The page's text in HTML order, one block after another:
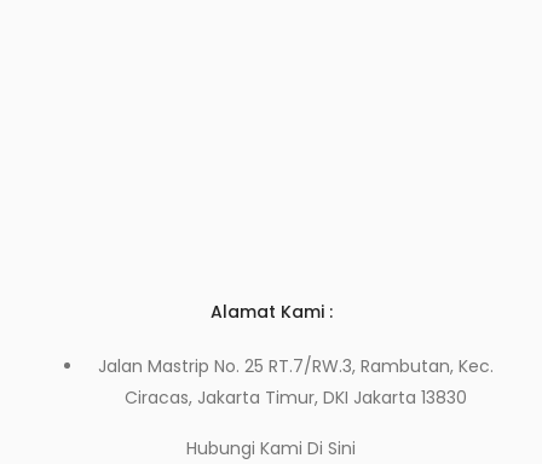
Alamat Kami :
Jalan Mastrip No. 25 RT.7/RW.3, Rambutan, Kec.
Ciracas, Jakarta Timur, DKI Jakarta 13830
Hubungi Kami Di Sini